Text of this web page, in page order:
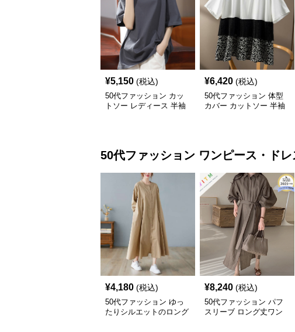
¥5,150 (税込)
50代ファッション カッ
トソー レディース 半袖
¥6,420 (税込)
50代ファッション 体型
カバー カットソー 半袖
50代ファッション ワンピース・ドレ
¥4,180 (税込)
50代ファッション ゆっ
たりシルエットのロング
¥8,240 (税込)
50代ファッション パフ
スリーブ ロング丈ワン